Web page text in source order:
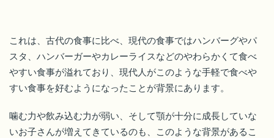
これは、古代の食事に比べ、現代の食事ではハンバーグやパ
スタ、ハンバーガーやカレーライスなどのやわらかくて食べ
やすい食事が溢れており、現代人がこのような手軽で食べや
すい食事を好むようになったことが背景にあります。
噛む力や飲み込む力が弱い、そして顎が十分に成長していな
いお子さんが増えてきているのも、このような背景があるこ